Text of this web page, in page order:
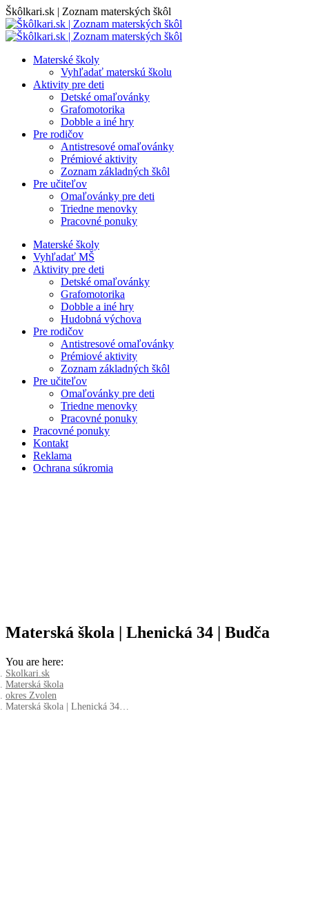
Skip
to
content
Škôlkari.sk | Zoznam materských škôl
Materské školy
Vyhľadať materskú školu
Aktivity pre deti
Detské omaľovánky
Grafomotorika
Dobble a iné hry
Pre rodičov
Antistresové omaľovánky
Prémiové aktivity
Zoznam základných škôl
Pre učiteľov
Omaľovánky pre deti
Triedne menovky
Pracovné ponuky
Materské školy
Vyhľadať MŠ
Aktivity pre deti
Detské omaľovánky
Grafomotorika
Dobble a iné hry
Hudobná výchova
Pre rodičov
Antistresové omaľovánky
Prémiové aktivity
Zoznam základných škôl
Pre učiteľov
Omaľovánky pre deti
Triedne menovky
Pracovné ponuky
Pracovné ponuky
Kontakt
Reklama
Ochrana súkromia
Materská škola | Lhenická 34 | Budča
You are here:
Skolkari.sk
Materská škola
okres Zvolen
Materská škola | Lhenická 34…